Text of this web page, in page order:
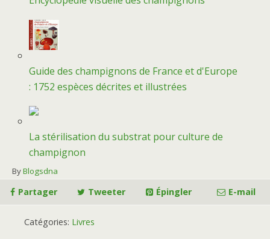
Guide des champignons de France et d'Europe
: 1752 espèces décrites et illustrées
La stérilisation du substrat pour culture de
champignon
ByBlogsdna
Partager Tweeter Épingler E-mail
Catégories: Livres